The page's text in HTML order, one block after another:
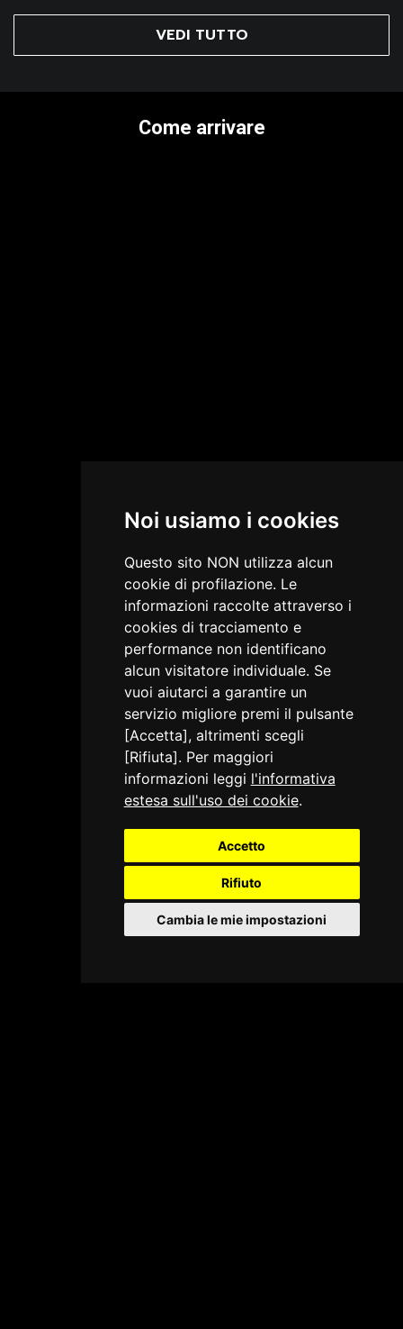
Noi usiamo i cookies
Questo sito NON utilizza alcun
cookie di profilazione. Le
informazioni raccolte attraverso i
cookies di tracciamento e
performance non identificano
alcun visitatore individuale. Se
vuoi aiutarci a garantire un
servizio migliore premi il pulsante
[Accetta], altrimenti scegli
[Rifiuta]. Per maggiori
informazioni leggi l'informativa
estesa sull'uso dei cookie.
Accetto
Rifiuto
Cambia le mie impostazioni
VEDI TUTTO
Come arrivare